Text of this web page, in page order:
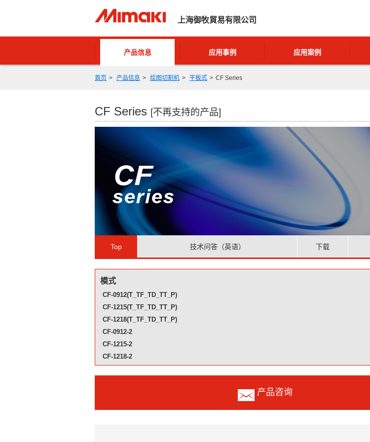
上海御牧貿易有限公司
产品信息 应用事例 应用案例
首页 产品信息 绘图切割机 平板式 CF Series
CF Series [不再支持的产品]
Top 技术问答（英语） 下载
模式
CF-0912(T_TF_TD_TT_P)
CF-1215(T_TF_TD_TT_P)
CF-1218(T_TF_TD_TT_P)
CF-0912-2
CF-1215-2
CF-1218-2
产品咨询